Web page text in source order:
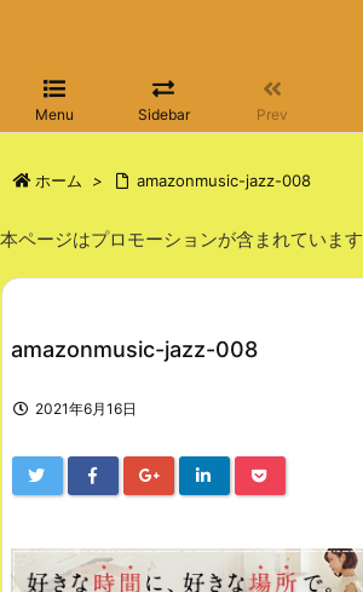
Menu Sidebar Prev
ホーム > amazonmusic-jazz-008
本ページはプロモーションが含まれています
amazonmusic-jazz-008
2021年6月16日